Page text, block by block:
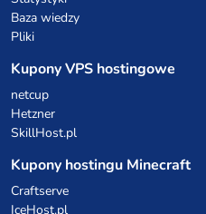
Baza wiedzy
Pliki
Kupony VPS hostingowe
netcup
Hetzner
SkillHost.pl
Kupony hostingu Minecraft
Craftserve
IceHost.pl